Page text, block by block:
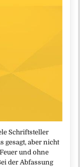
Schriftsteller
gesagt, aber nicht
und ohne
der Abfassung